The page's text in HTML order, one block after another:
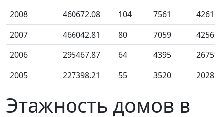
2008
460672.08 104 7561
2007
466042.81 80 7059
2006
295467.87 64 4395
2005
227398.21 55 3520
Этажность домов в